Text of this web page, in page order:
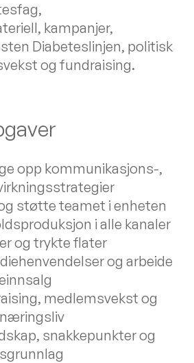
kampanjer,
Diabeteslinjen, politisk
og fundraising.
opp kommunikasjons-,
støtte teamet i enheten
i alle kanaler
og trykte flater
og arbeide
medlemsvekst og
snakkepunkter og